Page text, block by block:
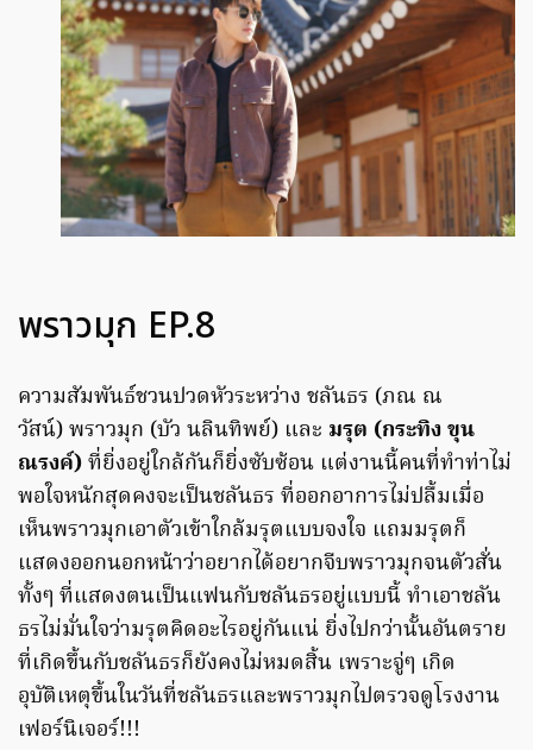
พราวมุก EP.8
ความสัมพันธ์ชวนปวดหัวระหว่าง ชลันธร (ภณ ณ
วัสน์) พราวมุก (บัว นลินทิพย์) และ มรุต (กระทิง ขุน
ณรงค์)ที่ยิ่งอยู่ใกล้กันก็ยิ่งซับซ้อน แต่งานนี้คนที่ทำท่าไม่
พอใจหนักสุดคงจะเป็นชลันธร ที่ออกอาการไม่ปลื้มเมื่อ
เห็นพราวมุกเอาตัวเข้าใกล้มรุตแบบจงใจ แถมมรุตก็
แสดงออกนอกหน้าว่าอยากได้อยากจีบพราวมุกจนตัวสั่น
ทั้งๆ ที่แสดงตนเป็นแฟนกับชลันธรอยู่แบบนี้ ทำเอาชลัน
ธรไม่มั่นใจว่ามรุตคิดอะไรอยู่กันแน่ ยิ่งไปกว่านั้นอันตราย
ที่เกิดขึ้นกับชลันธรก็ยังคงไม่หมดสิ้น เพราะจู่ๆ เกิด
อุบัติเหตุขึ้นในวันที่ชลันธรและพราวมุกไปตรวจดูโรงงาน
เฟอร์นิเจอร์!!!